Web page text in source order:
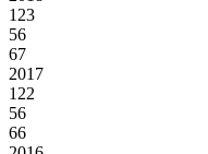
123
56
67
2017
122
56
66